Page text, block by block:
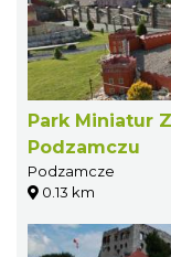
Park Miniatur
Podzamczu
Podzamcze
0.13 km